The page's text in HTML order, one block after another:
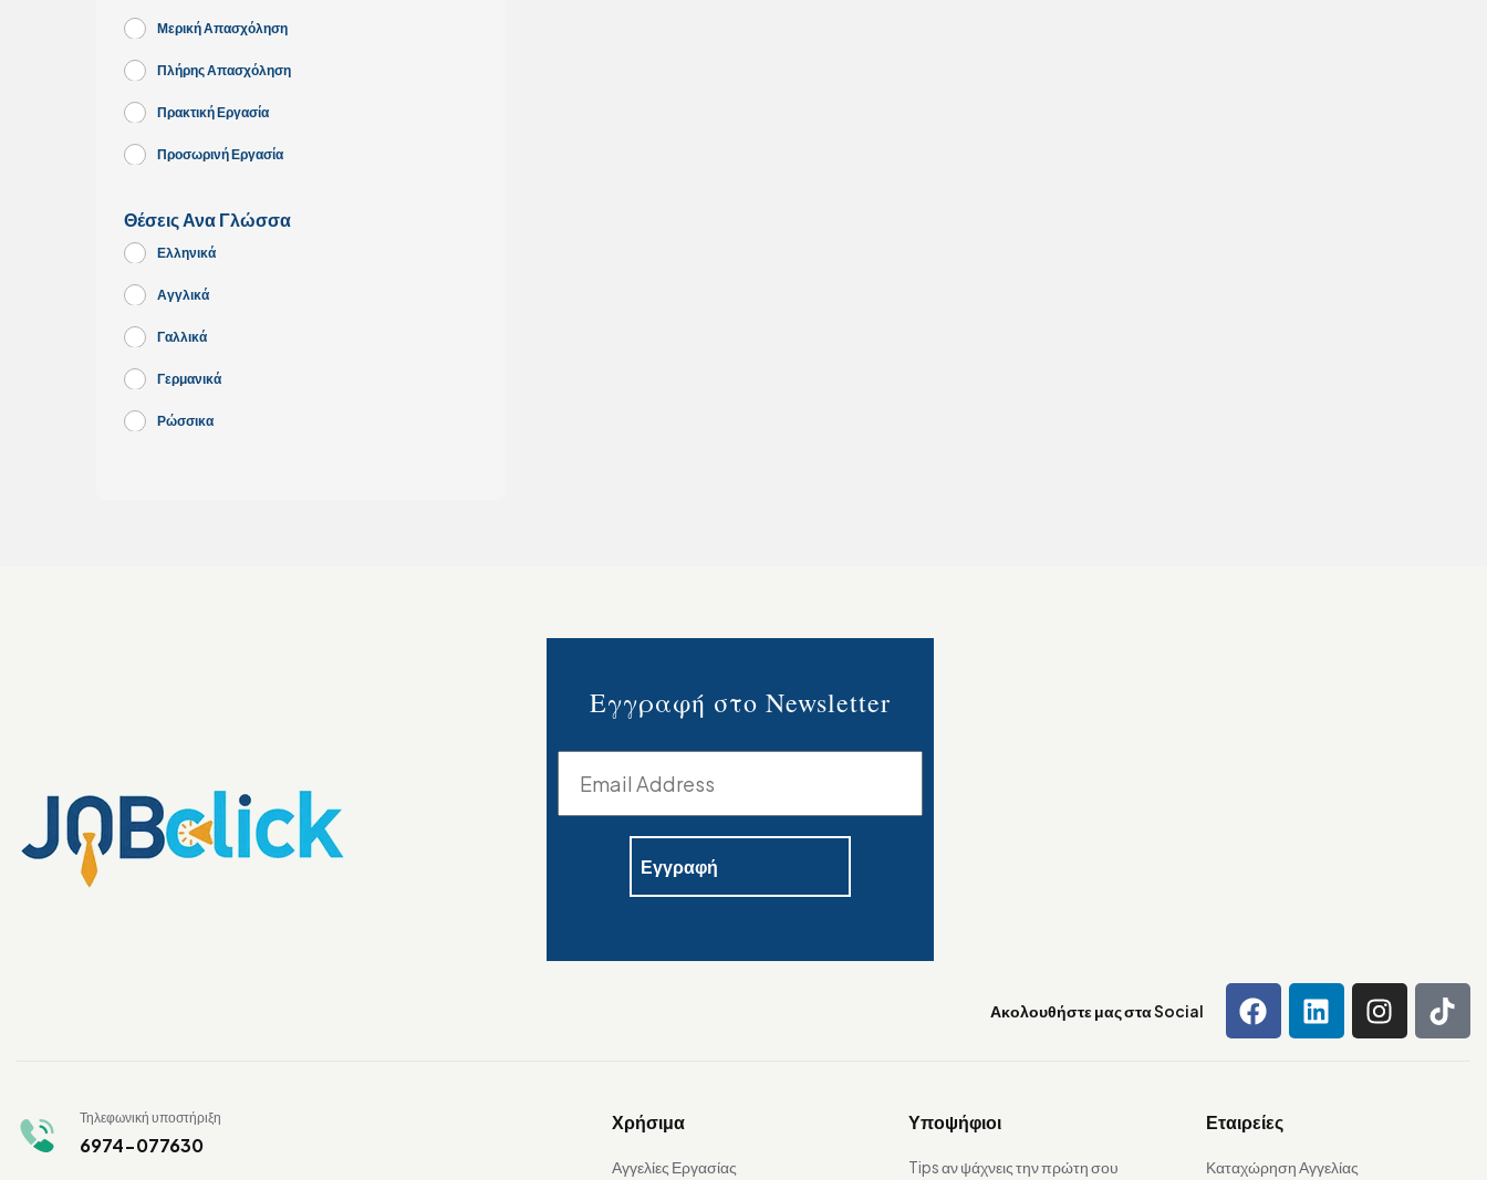
Μερική Απασχόληση
Πλήρης Απασχόληση
Πρακτική Εργασία
Προσωρινή Εργασία
Θέσεις Ανα Γλώσσα
Ελληνικά
Αγγλικά
Γαλλικά
Γερμανικά
Ρώσσικα
Εγγραφή στο Newsletter
Ακολουθήστε μας στα Social
Τηλεφωνική υποστήριξη
6974-077630
Χρήσιμα
Αγγελίες Εργασίας
Υποψήφιοι
Tips αν ψάχνεις την πρώτη σου
Εταιρείες
Καταχώρηση Αγγελίας